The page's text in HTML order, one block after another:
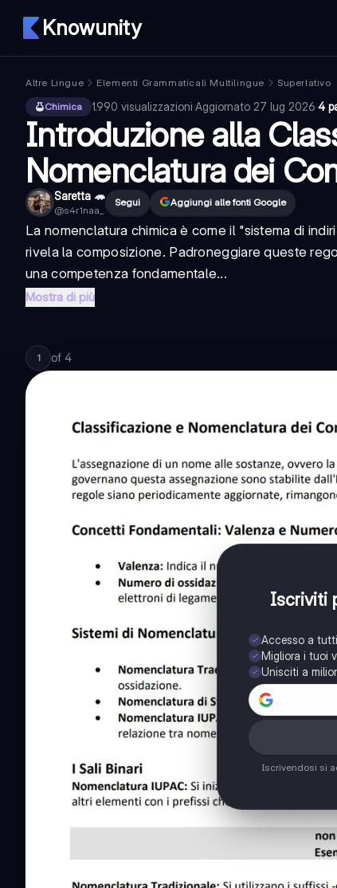
Knowunity
Altre Lingue Elementi Grammaticali Multilingue
Superlativo
Chimica
1.990 visualizzazioni·Aggiornato 27 lug 2026·4
Introduzione alla
Nomenclatura dei
Saretta 🦔
@s4r1naa_
Segui Aggiungi alle fonti Google
La nomenclatura chimica è come il "sistema di
rivela la composizione. Padroneggiare queste
una competenza fondamentale...
Mostra di più
1 of 4
Iscriviti
Accesso a
Migliora i tuoi
Unisciti a
Iscrivendosi si